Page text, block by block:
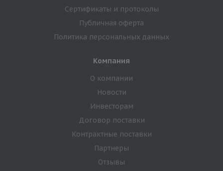
Сертификаты и протоколы
Публичная оферта
Политика персональных данных
Компания
О компании
Новости
Инвесторам
Договор поставки
Контрактные поставки
Партнеры
Отзывы